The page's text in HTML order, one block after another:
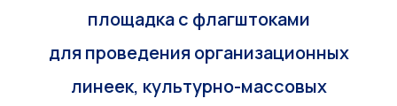
площадка с флагштоками
для проведения организационных
линеек, культурно-массовых